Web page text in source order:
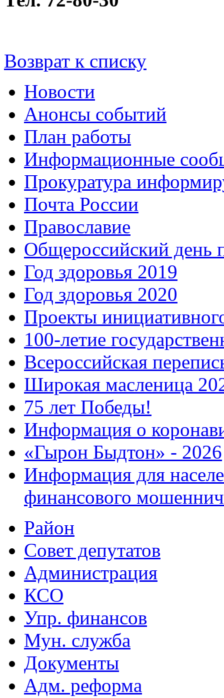
Возврат к списку
Новости
Анонсы событий
План работы
Информационные
Прокуратура
Почта России
Православие
Общероссийский день
Год здоровья 2019
Год здоровья 2020
Проекты
100-летие
Всероссийская
Широкая масленица
75 лет Победы!
Информация о
«Гырон Быдтон» - 2026
Информация для
финансового
Район
Совет депутатов
Администрация
КСО
Упр. финансов
Мун. служба
Документы
Адм. реформа